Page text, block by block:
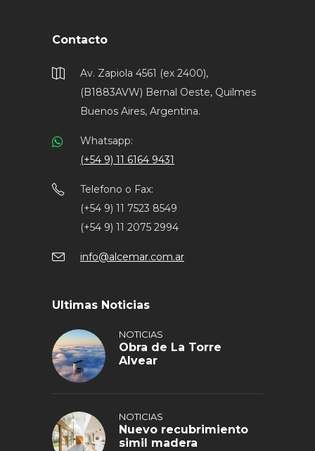
Contacto
Av. Zapiola 4561 (ex 2400),
(B1883AVW) Bernal Oeste, Quilmes
Buenos Aires, Argentina.
Whatsapp:
(+54 9) 11 6164 9431
Telefono o Fax:
(+54 9) 11 7523 8549
(+54 9) 11 2075 2994
info@alcemar.com.ar
Ultimas Noticias
NOTICIAS
Obra de La Torre
Alvear
NOTICIAS
Nuevo recubrimiento
simil madera